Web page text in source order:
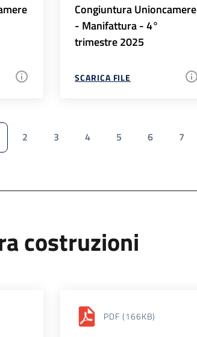
Congiuntura Unioncamere
- Manifattura - 4°
trimestre 2025
SCARICA FILE
2 3 4 5 6 7
costruzioni
PDF (166KB)